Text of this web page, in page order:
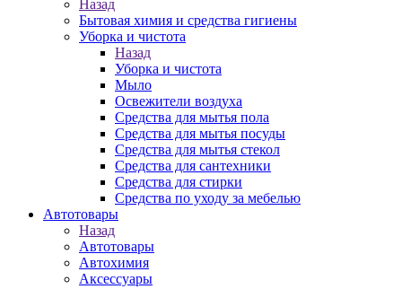
Назад
Бытовая химия и средства гигиены
Уборка и чистота
Назад
Уборка и чистота
Мыло
Освежители воздуха
Средства для мытья пола
Средства для мытья посуды
Средства для мытья стекол
Средства для сантехники
Средства для стирки
Средства по уходу за мебелью
Автотовары
Назад
Автотовары
Автохимия
Аксессуары